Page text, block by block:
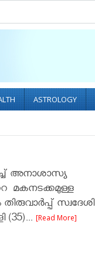
ASTROLOGY
അനാശാസ്യ
മകനടക്കമുള്ള
സ്വദേശി
(35)... [Read More]